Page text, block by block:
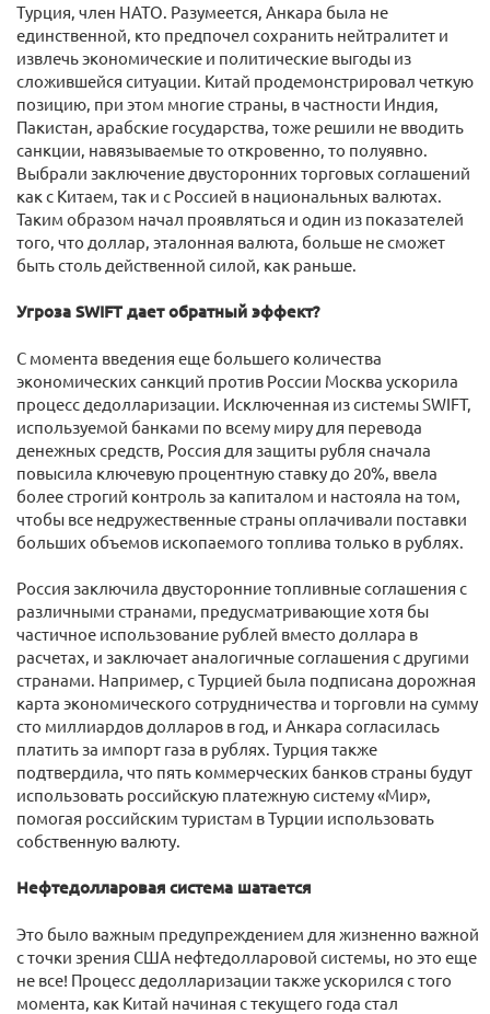
Турция, член НАТО. Разумеется, Анкара была не
единственной, кто предпочел сохранить нейтралитет и
извлечь экономические и политические выгоды из
сложившейся ситуации. Китай продемонстрировал четкую
позицию, при этом многие страны, в частности Индия,
Пакистан, арабские государства, тоже решили не вводить
санкции, навязываемые то откровенно, то полуявно.
Выбрали заключение двусторонних торговых соглашений
как с Китаем, так и с Россией в национальных валютах.
Таким образом начал проявляться и один из показателей
того, что доллар, эталонная валюта, больше не сможет
быть столь действенной силой, как раньше.
Угроза SWIFT дает обратный эффект?
С момента введения еще большего количества
экономических санкций против России Москва ускорила
процесс дедолларизации. Исключенная из системы SWIFT,
используемой банками по всему миру для перевода
денежных средств, Россия для защиты рубля сначала
повысила ключевую процентную ставку до 20%, ввела
более строгий контроль за капиталом и настояла на том,
чтобы все недружественные страны оплачивали поставки
больших объемов ископаемого топлива только в рублях.
Россия заключила двусторонние топливные соглашения с
различными странами, предусматривающие хотя бы
частичное использование рублей вместо доллара в
расчетах, и заключает аналогичные соглашения с другими
странами. Например, с Турцией была подписана дорожная
карта экономического сотрудничества и торговли на сумму
сто миллиардов долларов в год, и Анкара согласилась
платить за импорт газа в рублях. Турция также
подтвердила, что пять коммерческих банков страны будут
использовать российскую платежную систему «Мир»,
помогая российским туристам в Турции использовать
собственную валюту.
Нефтедолларовая система шатается
Это было важным предупреждением для жизненно важной
с точки зрения США нефтедолларовой системы, но это еще
не все! Процесс дедолларизации также ускорился с того
момента, как Китай начиная с текущего года стал